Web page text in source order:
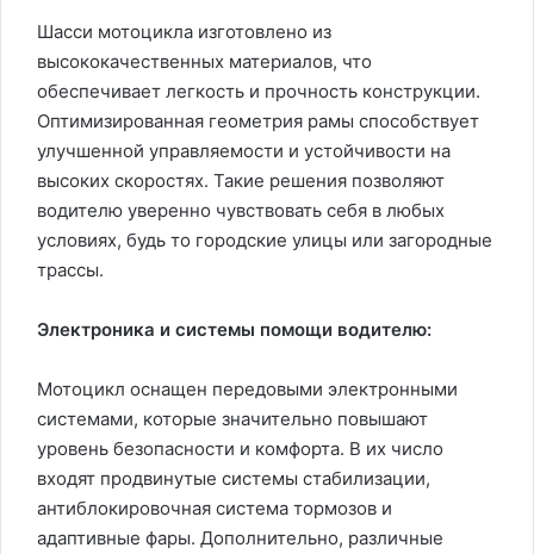
Шасси мотоцикла изготовлено из
высококачественных материалов, что
обеспечивает легкость и прочность конструкции.
Оптимизированная геометрия рамы способствует
улучшенной управляемости и устойчивости на
высоких скоростях. Такие решения позволяют
водителю уверенно чувствовать себя в любых
условиях, будь то городские улицы или загородные
трассы.
Электроника и системы помощи водителю:
Мотоцикл оснащен передовыми электронными
системами, которые значительно повышают
уровень безопасности и комфорта. В их число
входят продвинутые системы стабилизации,
антиблокировочная система тормозов и
адаптивные фары. Дополнительно, различные